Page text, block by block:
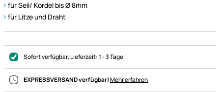
für Seil/ Kordel bis Ø 8mm
für Litze und Draht
Sofort verfügbar, Lieferzeit:1 - 3 Tage
EXPRESSVERSAND verfügbar!Mehr erfahren